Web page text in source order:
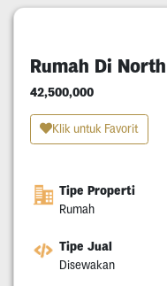
Rumah Di
42,500,000
Klik untuk Favorit
Tipe Properti
Rumah
Tipe Jual
Disewakan